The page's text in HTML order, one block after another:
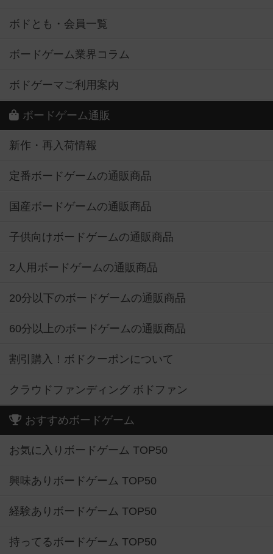
ボドとも・会員一覧
ボードゲーム業界コラム
ボドゲーマご利用案内
ボードゲーム通販
新作・再入荷情報
定番ボードゲームの通販商品
国産ボードゲームの通販商品
子供向けボードゲームの通販商品
2人用ボードゲームの通販商品
20分以下のボードゲームの通販商品
60分以上のボードゲームの通販商品
割引購入！ボドクーポンについて
クラウドファンディング ボドファン
おすすめボードゲーム
お気に入りボードゲーム TOP50
興味ありボードゲーム TOP50
経験ありボードゲーム TOP50
持ってるボードゲーム TOP50